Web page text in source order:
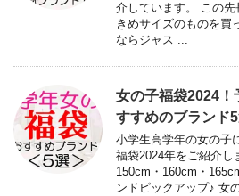
介しています。 この
きめサイズのものを買
ならジャス ...
女の子福袋2024！
すすめのブランド
小学生高学年の女の子
福袋2024年をご紹介し
150cm・160cm・
ンドピックアップ♪ 女